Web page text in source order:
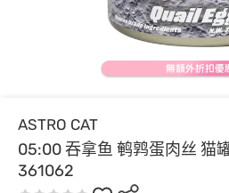
ASTRO CAT
05:00 吞拿鱼 鹌鹑蛋肉丝 猫
361062